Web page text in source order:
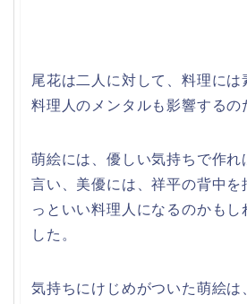
尾花は二人に対して、料理には
料理人のメンタルも影響するの
萌絵には、優しい気持ちで作れ
言い、美優には、祥平の背中を
っといい料理人になるのかも
した。
気持ちにけじめがついた萌絵は